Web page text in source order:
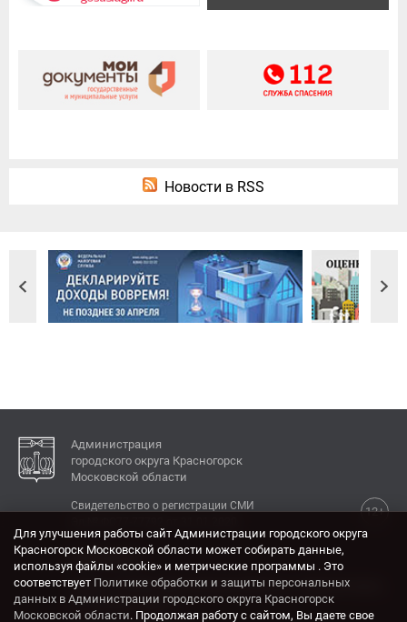
Новости в RSS
Администрация
городского округа Красногорск
Московской области
12+
Свидетельство о регистрации СМИ
КОНТАКТЫ
Адрес: 143404, Московская область, г. Красногорск,
ул. Ленина, дом 4.
Для улучшения работы сайт Администрации городского округа
Красногорск Московской области может собирать данные,
используя файлы «cookie» и метрические программы . Это
соответствует Политике обработки и защиты персональных
данных в Администрации городского округа Красногорск
Московской области. Продолжая работу с сайтом, Вы даете свое